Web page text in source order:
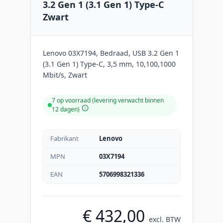
3.2 Gen 1 (3.1 Gen 1) Type-C
Zwart
Lenovo 03X7194, Bedraad, USB 3.2 Gen 1
(3.1 Gen 1) Type-C, 3,5 mm, 10,100,1000
Mbit/s, Zwart
7 op voorraad (levering verwacht binnen
12 dagen)
Fabrikant
Lenovo
MPN
03X7194
EAN
5706998321336
€ 432,00 excl. BTW